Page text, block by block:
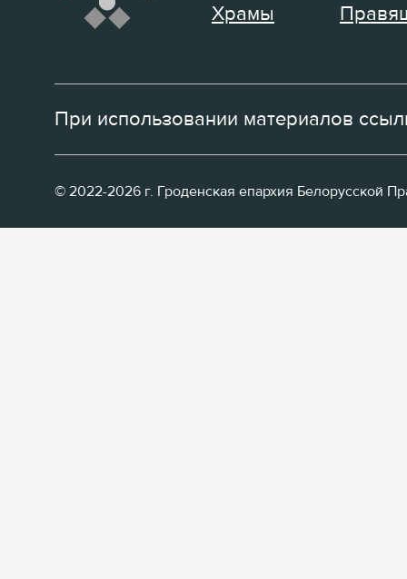
Храмы
При использовании материалов
© 2022-2026 г. Гроденская епархия Белорусской